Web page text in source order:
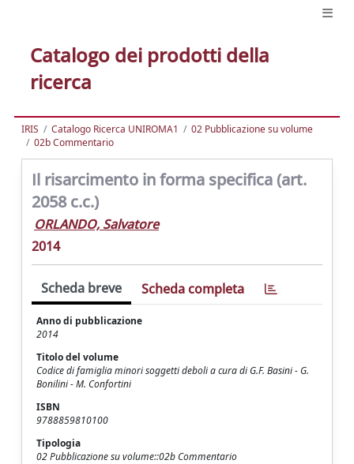
Catalogo dei prodotti della
ricerca
IRIS Catalogo Ricerca UNIROMA1
02 Pubblicazione su volume
02b Commentario
Il risarcimento in forma specifica (art.
2058 c.c.)
ORLANDO, Salvatore
2014
Scheda breve Scheda completa
Anno di pubblicazione
2014
Titolo del volume
Codice di famiglia minori soggetti deboli a cura di G.F. Basini - G.
Bonilini - M. Confortini
ISBN
9788859810100
Tipologia
02 Pubblicazione su volume::02b Commentario